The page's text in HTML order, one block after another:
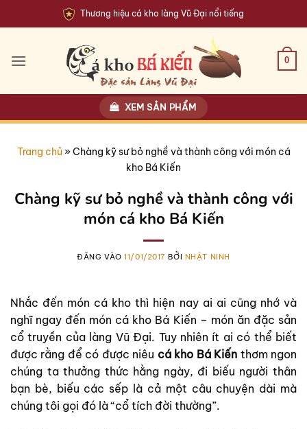
qua
dung
Thương hiệu cá kho làng Vũ Đại nổi tiếng
0
XEM SẢN PHẨM
Trang chủ»Chàng kỹ sư bỏ nghề và thành công với món cá
kho Bá Kiến
Chàng kỹ sư bỏ nghề và thành công với
món cá kho Bá Kiến
ĐĂNG VÀO11/01/2017 BỞI NHẬT NINH
Nhắc đến món cá kho thì hiện nay ai ai cũng nhớ và
nghĩ ngay đến món cá kho Bá Kiến – món ăn đặc sản
cổ truyền của làng Vũ Đại. Tuy nhiên ít ai có thể biết
được rằng để có được niêu cá kho Bá Kiến thơm ngon
chúng ta thưởng thức hằng ngày, đi biếu người thân
bạn bè, biếu các sếp là cả một câu chuyện dài mà
chúng tôi gọi đó là “cổ tích đời thường”.